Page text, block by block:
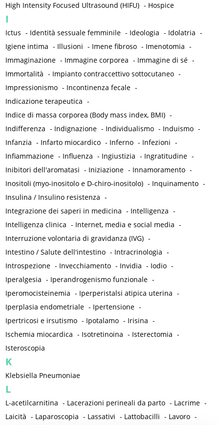
High Intensity Focused Ultrasound (HIFU) - Hospice
I
Ictus - Identità sessuale femminile - Ideologia - Idolatria -
Igiene intima - Illusioni - Imene fibroso - Imenotomia -
Immaginazione - Immagine corporea - Immagine di sé -
Immortalità - Impianto contraccettivo sottocutaneo -
Impressionismo - Incontinenza fecale -
Indicazione terapeutica -
Indice di massa corporea (Body mass index, BMI) -
Indifferenza - Indignazione - Individualismo - Induismo -
Infanzia - Infarto miocardico - Inferno - Infezioni -
Infiammazione - Influenza - Ingiustizia - Ingratitudine -
Inibitori dell'aromatasi - Iniziazione - Innamoramento -
Inositoli (myo-inositolo e D-chiro-inositolo) - Inquinamento -
Insulina / Insulino resistenza -
Integrazione dei saperi in medicina - Intelligenza -
Intelligenza clinica - Internet, media e social media -
Interruzione volontaria di gravidanza (IVG) -
Intestino / Salute dell'intestino - Intracrinologia -
Introspezione - Invecchiamento - Invidia - Iodio -
Iperalgesia - Iperandrogenismo funzionale -
Iperomocisteinemia - Iperperistalsi atipica uterina -
Iperplasia endometriale - Ipertensione -
Ipertricosi e irsutismo - Ipotalamo - Irisina -
Ischemia miocardica - Isotretinoina - Isterectomia -
Isteroscopia
K
Klebsiella Pneumoniae
L
L-acetilcarnitina - Lacerazioni perineali da parto - Lacrime -
Laicità - Laparoscopia - Lassativi - Lattobacilli - Lavoro -